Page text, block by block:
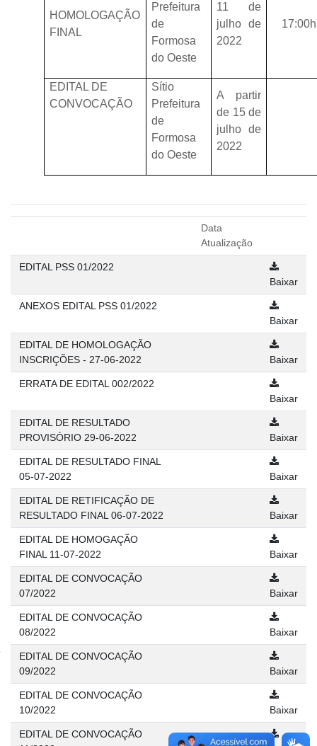
HOMOLOGAÇÃO
FINAL
Prefeitura
de
Formosa
do Oeste
11 de
julho de
2022
17:00h
EDITAL DE
CONVOCAÇÃO
Sítio
Prefeitura
de
Formosa
do Oeste
A partir
de 15 de
julho de
2022
Data
Atualização
EDITAL PSS 01/2022
Baixar
ANEXOS EDITAL PSS 01/2022
Baixar
EDITAL DE HOMOLOGAÇÃO
INSCRIÇÕES - 27-06-2022
Baixar
ERRATA DE EDITAL 002/2022
Baixar
EDITAL DE RESULTADO
PROVISÓRIO 29-06-2022
Baixar
EDITAL DE RESULTADO FINAL
05-07-2022
Baixar
EDITAL DE RETIFICAÇÃO DE
RESULTADO FINAL 06-07-2022
Baixar
EDITAL DE HOMOGAÇÃO
FINAL 11-07-2022
Baixar
EDITAL DE CONVOCAÇÃO
07/2022
Baixar
EDITAL DE CONVOCAÇÃO
08/2022
Baixar
EDITAL DE CONVOCAÇÃO
09/2022
Baixar
EDITAL DE CONVOCAÇÃO
10/2022
Baixar
EDITAL DE CONVOCAÇÃO